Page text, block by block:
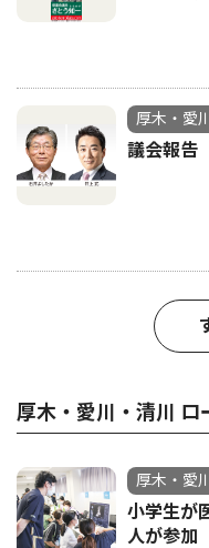
厚木・愛
議会報
厚木・愛川・清川
厚木・愛
小学生が
人が参加